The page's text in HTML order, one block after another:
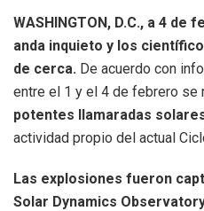
WASHINGTON, D.C., a 4 de
anda inquieto y los
de cerca. De acuerdo con
entre el 1 y el 4 de febrero se
potentes llamaradas
actividad propio del actual
Las explosiones fueron
Solar Dynamics